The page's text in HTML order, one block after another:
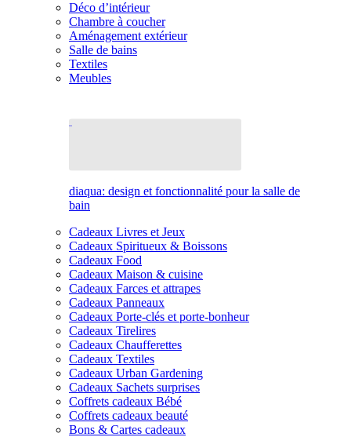
Déco d’intérieur
Chambre à coucher
Aménagement extérieur
Salle de bains
Textiles
Meubles
diaqua: design et fonctionnalité pour la salle de
bain
Cadeaux Livres et Jeux
Cadeaux Spiritueux & Boissons
Cadeaux Food
Cadeaux Maison & cuisine
Cadeaux Farces et attrapes
Cadeaux Panneaux
Cadeaux Porte-clés et porte-bonheur
Cadeaux Tirelires
Cadeaux Chaufferettes
Cadeaux Textiles
Cadeaux Urban Gardening
Cadeaux Sachets surprises
Coffrets cadeaux Bébé
Coffrets cadeaux beauté
Bons & Cartes cadeaux